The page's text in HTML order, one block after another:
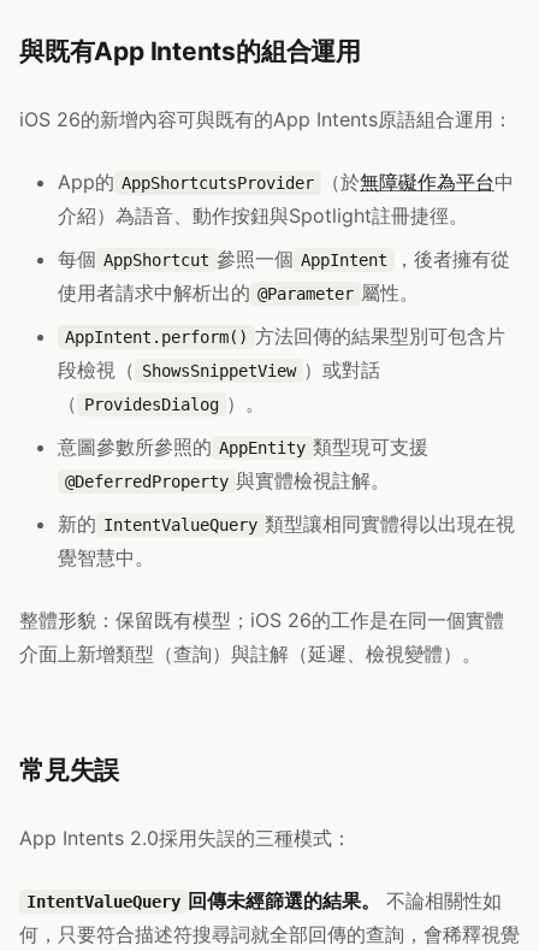
與既有App Intents的組合運用
iOS 26的新增內容可與既有的App Intents原語組合運用：
App的 AppShortcutsProvider （於無障礙作為平台中
介紹）為語音、動作按鈕與Spotlight註冊捷徑。
每個 AppShortcut 參照一個 AppIntent
，後者擁有從
使用者請求中解析出的 @Parameter 屬性。
AppIntent.perform() 方法回傳的結果型別可包含片
段檢視（ ShowsSnippetView ）或對話
（ ProvidesDialog ）。
意圖參數所參照的 AppEntity 類型現可支援
@DeferredProperty 與實體檢視註解。
新的 IntentValueQuery 類型讓相同實體得以出現在視
覺智慧中。
整體形貌：保留既有模型；iOS 26的工作是在同一個實體
介面上新增類型（查詢）與註解（延遲、檢視變體）。
常見失誤
App Intents 2.0採用失誤的三種模式：
IntentValueQuery 回傳未經篩選的結果。
不論相關性如
何，只要符合描述符搜尋詞就全部回傳的查詢，會稀釋視覺